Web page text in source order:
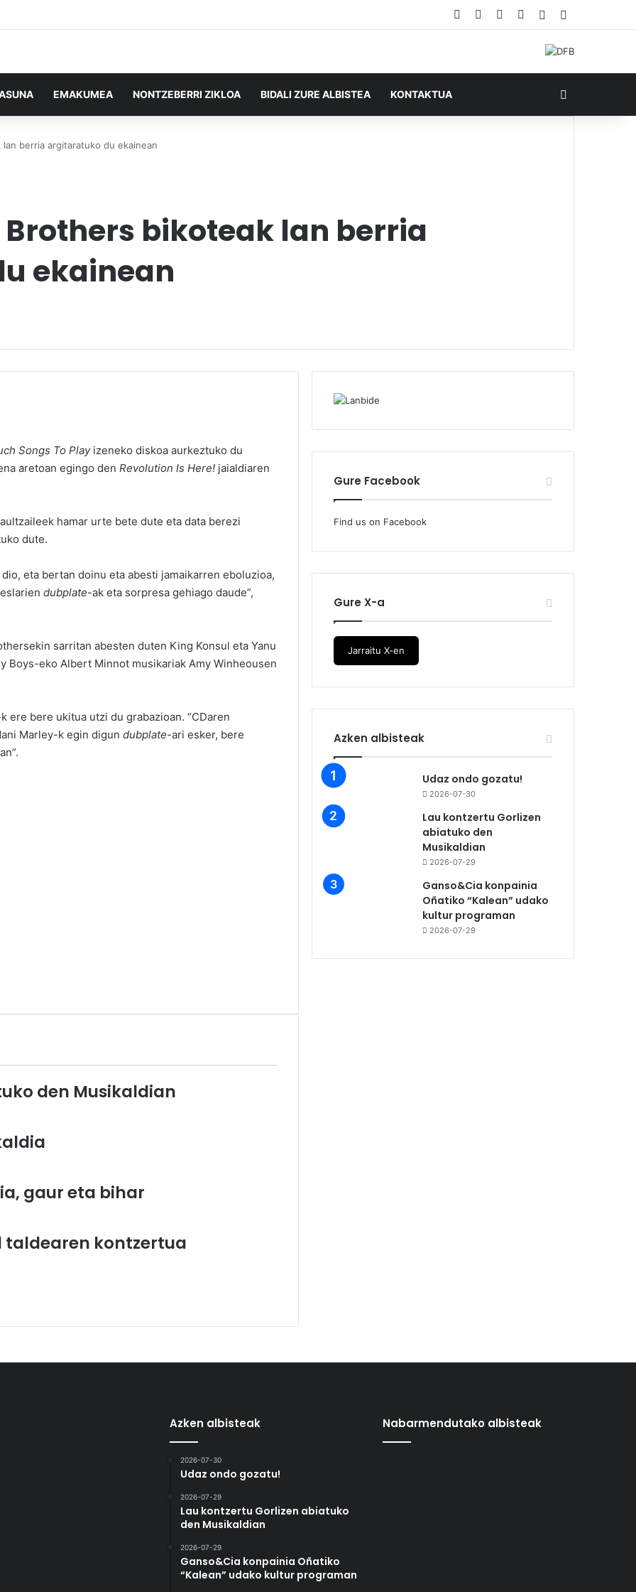
Facebook YouTube
RSS Ausazko
EMAKUMEA NONTZEBERRI ZIKLOA BIDALI ZURE ALBISTEA KONTAKTUA
berria argitaratuko du ekainean
bikoteak lan berria
ekainean
Songs To Playizeneko diskoa aurkeztuko du
aretoan egingo den Revolution Is Here! jaialdiaren
hamar urte bete dute eta data berezi
dute.
eta bertan doinu eta abesti jamaikarren eboluzioa,
dubplate-ak eta sorpresa gehiago daude”,
sarritan abesten duten King Konsul eta Yanu
Boys-eko Albert Minnot musikariak Amy Winheousen
ere bere ukitua utzi du grabazioan. “CDaren
Marley-k egin digun dubplate-ari esker, bere
den Musikaldian
gaur eta bihar
taldearen kontzertua
Gure Facebook
Find us on Facebook
Gure X-a
Jarraitu X-en
Azken albisteak
Udaz ondo gozatu!
2026-07-30
Lau kontzertu Gorlizen
abiatuko den
Musikaldian
2026-07-29
Ganso&Cia konpainia
Oñatiko “Kalean” udako
kultur programan
2026-07-29
Azken albisteak
2026-07-30
Udaz ondo gozatu!
2026-07-29
Lau kontzertu Gorlizen abiatuko
den Musikaldian
2026-07-29
Ganso&Cia konpainia Oñatiko
“Kalean” udako kultur programan
Nabarmendutako albisteak